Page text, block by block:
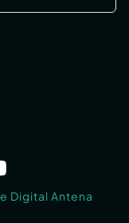
Digital Antena